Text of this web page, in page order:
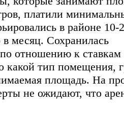
платили
в районе 10-
месяц. Сохранилась
отношению к ставкам
какой тип помещения,
площадь. На
не ожидают, что